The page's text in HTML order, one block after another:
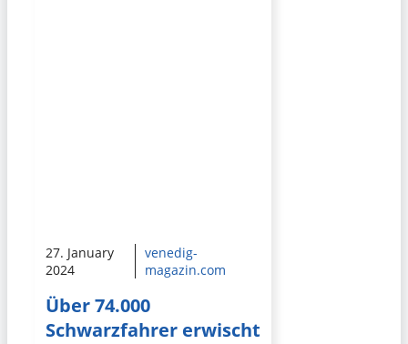
27. January
2024
venedig-
magazin.com
Über 74.000
Schwarzfahrer erwischt